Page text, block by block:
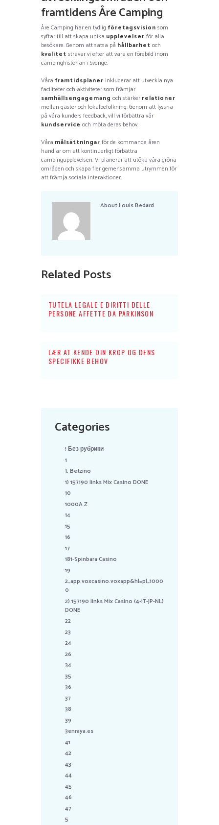
framtidens Åre Camping
Åre Camping har en tydlig företagsvision som
syftar till att skapa unika upplevelser för alla
besökare. Genom att satsa på hållbarhet och
kvalitet strävar vi efter att vara en förebild inom
campinghistorian i Sverige.
Våra framtidsplaner inkluderar att utveckla nya
faciliteter och aktiviteter som främjar
samhällsengagemang och stärker relationer
mellan gäster och lokalbefolkning. Genom att lyssna
på våra kunders feedback, vill vi förbättra vår
kundservice och möta deras behov.
Våra målsättningar för de kommande åren
handlar om att kontinuerligt förbättra
campingupplevelsen. Vi planerar att utöka våra gröna
områden och skapa fler gemensamma utrymmen för
att främja sociala interaktioner.
AboutLouis Bedard
Related Posts
TUTELA LEGALE E DIRITTI DELLE
PERSONE AFFETTE DA PARKINSON
LÆR AT KENDE DIN KROP OG DENS
SPECIFIKKE BEHOV
Categories
! Без рубрики
1
1. Betzino
1) 157190 links Mix Casino DONE
10
1000A Z
14
15
16
17
181-Spinbara Casino
19
2_app.voxcasino.voxapp&hl=pl_1000
0
2) 157190 links Mix Casino (4-IT-JP-NL)
DONE
22
23
24
26
34
35
36
37
38
39
3enraya.es
41
42
43
44
45
46
47
5